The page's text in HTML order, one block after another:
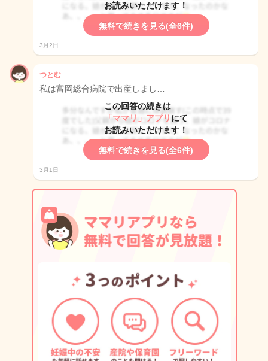
お読みいただけます！
無料で続きを見る(全6件)
3月2日
つとむ
私は富岡総合病院で出産しまし…
この回答の続きは
「ママリ」アプリ にて
お読みいただけます！
無料で続きを見る(全6件)
3月1日